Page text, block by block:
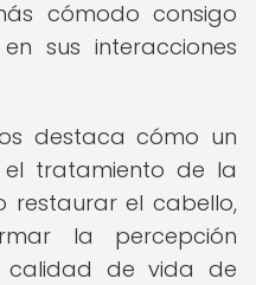
cómodo consigo
sus interacciones
destaca cómo un
tratamiento de la
restaurar el cabello,
la percepción
calidad de vida de